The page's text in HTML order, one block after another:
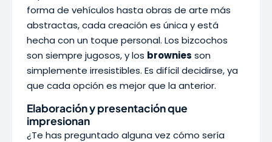
forma de vehículos hasta obras de arte más
abstractas, cada creación es única y está
hecha con un toque personal. Los bizcochos
son siempre jugosos, y los brownies son
simplemente irresistibles. Es difícil decidirse, ya
que cada opción es mejor que la anterior.
Elaboración y presentación que
impresionan
¿Te has preguntado alguna vez cómo sería